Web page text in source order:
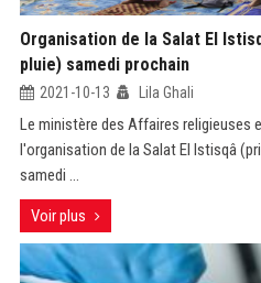
Organisation de la Salat El
pluie) samedi prochain
2021-10-13 Lila Ghali
Le ministère des Affaires religieuses
l'organisation de la Salat El Istisqâ
samedi ...
Voir plus